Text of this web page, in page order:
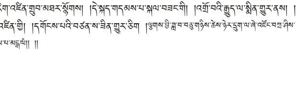
།དེ་སྐད་གདམས་པ་སྐལ་བཟང་གི། །འགྲོ་བའི་རྒྱུད་ལ་སྨིན་གྱུར་ནས། །
།དགོངས་པའི་བཙན་ས་ཟིན་གྱུར་ཅིག །ལྕགས་བྱི་ཟླ་བ་བཅུ་གཉིས་ཚེས་ཉེར་དྲུག་ལ་ཞེ་འཛོང་བཀྲ་ཤིས་
།།